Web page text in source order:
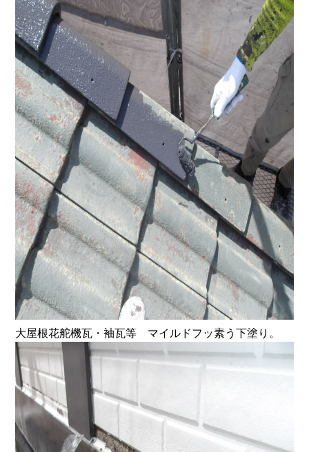
大屋根花舵機瓦・袖瓦等 マイルドフッ素う下塗り。